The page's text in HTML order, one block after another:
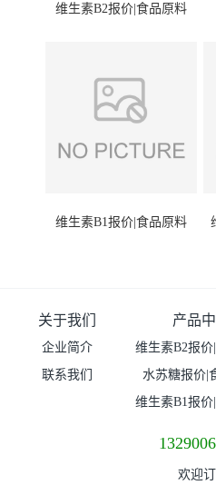
维生素B2报价|食品原料
维生素B1报价|食品原料
关于我们
企业简介
联系我们
产品
维生素B2报
水苏糖报价|
维生素B1报
欢迎